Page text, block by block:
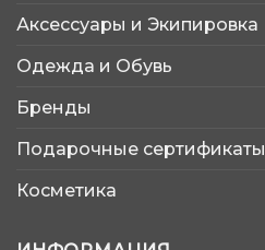
Аксессуары и Экипировка
Одежда и Обувь
Бренды
Подарочные сертификаты
Косметика